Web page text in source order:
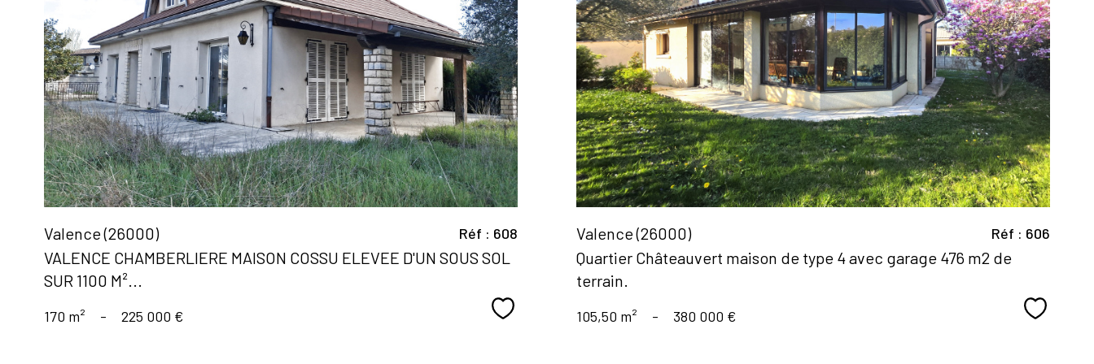
voir le
bien
Valence (26000)
VALENCE CHAMBERLIERE MAISON COSSU ELEVEE D'UN SOUS SOL
SUR 1100 M²...
Réf : 608
170 m² - 225 000 € Sélectionner
voir le
bien
Valence (26000)
Quartier Châteauvert maison de type 4 avec garage 476 m2 de
terrain.
Réf : 606
105,50 m² - 380 000 €